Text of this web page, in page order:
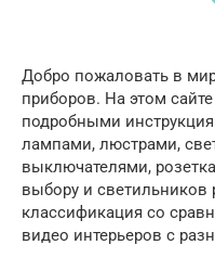
Добро пожаловать в
приборов. На этом
подробными
лампами, люстрами,
выключателями,
выбору и светильников
классификация со
видео интерьеров с